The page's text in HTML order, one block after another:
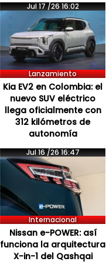
Jul 17 /26 16:02
Lanzamiento
Kia EV2 en Colombia: el
nuevo SUV eléctrico
llega oficialmente con
312 kilómetros de
autonomía
Jul 16 /26 16:47
Internacional
Nissan e-POWER: así
funciona la arquitectura
X-in-1 del Qashqai